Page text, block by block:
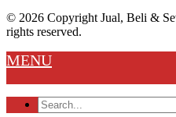
© 2026 Copyright Jual, Beli &
rights reserved.
MENU